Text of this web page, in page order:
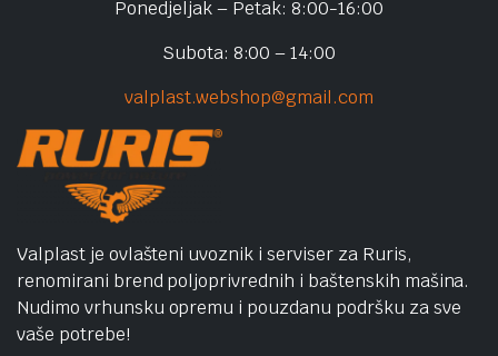
Ponedjeljak – Petak: 8:00-16:00
Subota: 8:00 – 14:00
valplast.webshop@gmail.com
Valplast je ovlašteni uvoznik i serviser za Ruris,
renomirani brend poljoprivrednih i baštenskih mašina.
Nudimo vrhunsku opremu i pouzdanu podršku za sve
vaše potrebe!